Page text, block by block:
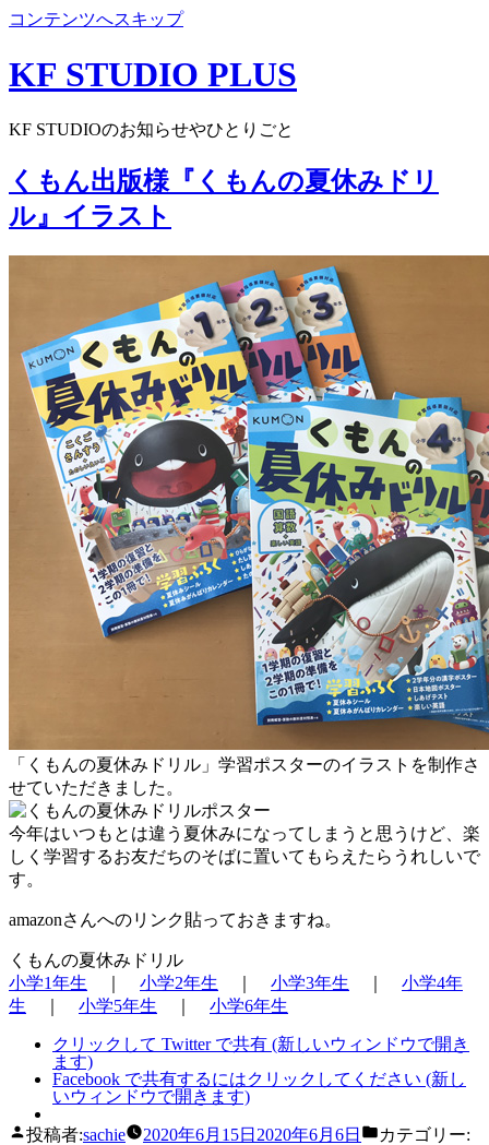
コンテンツへスキップ
KF STUDIO PLUS
KF STUDIOのお知らせやひとりごと
くもん出版様『くもんの夏休みドリ
ル』イラスト
「くもんの夏休みドリル」学習ポスターのイラストを制作さ
せていただきました。
今年はいつもとは違う夏休みになってしまうと思うけど、楽
しく学習するお友だちのそばに置いてもらえたらうれしいで
す。
amazonさんへのリンク貼っておきますね。
くもんの夏休みドリル
小学1年生
小学2年生 小学3年生
小学4年
生
小学5年生 小学6年生
クリックして Twitter で共有 (新しいウィンドウで開き
ます)
Facebook で共有するにはクリックしてください (新し
いウィンドウで開きます)
投稿者:sachie 2020年6月15日 2020年6月6日
カテゴリー: